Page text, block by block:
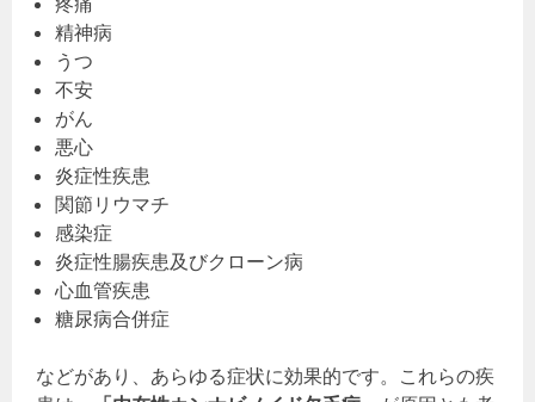
精神病
うつ
不安
がん
悪心
炎症性疾患
関節リウマチ
感染症
炎症性腸疾患及びクローン病
心血管疾患
糖尿病合併症
などがあり、あらゆる症状に効果的です。これらの疾